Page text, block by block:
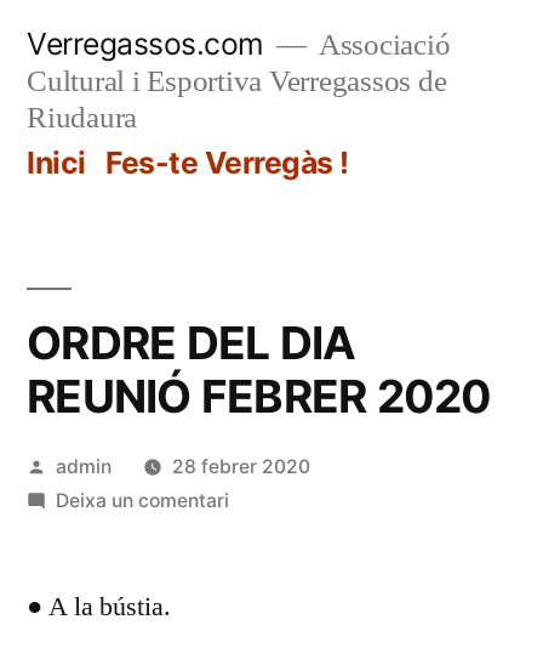
contingut
Verregassos.com
Associació
Cultural i Esportiva Verregassos de
Riudaura
Inici Fes-te Verregàs !
ORDRE DEL DIA
REUNIÓ FEBRER 2020
Publicat
per
admin
28 febrer 2020
Deixa un comentaria
● A la bústia.